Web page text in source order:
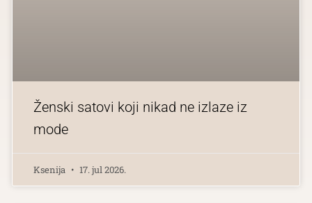
Ženski satovi koji nikad ne izlaze iz
mode
Ksenija 17. jul 2026.